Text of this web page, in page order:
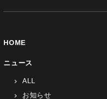
HOME
ニュース
ALL
お知らせ